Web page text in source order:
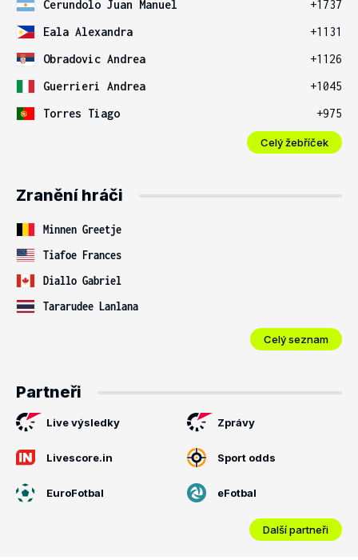
Cerundolo Juan Manuel
+1737
Eala Alexandra
+1131
Obradovic Andrea
+1126
Guerrieri Andrea
+1045
Torres Tiago
+975
Celý žebříček
Zranění hráči
Minnen Greetje
Tiafoe Frances
Diallo Gabriel
Tararudee Lanlana
Celý seznam
Partneři
Live výsledky Zprávy
Livescore.in Sport odds
EuroFotbal eFotbal
Další partneři